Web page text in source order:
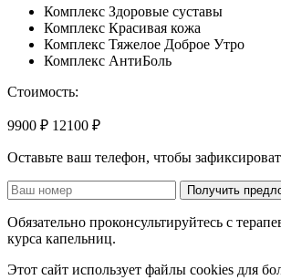
Комплекс Здоровые суставы
Комплекс Красивая кожа
Комплекс Тяжелое Доброе Утро
Комплекс АнтиБоль
Стоимость:
9900 ₽ 12100 ₽
Оставьте ваш телефон, чтобы
Получить
Обязательно проконсультируйтесь с
курса капельниц.
Этот сайт использует файлы cookies для